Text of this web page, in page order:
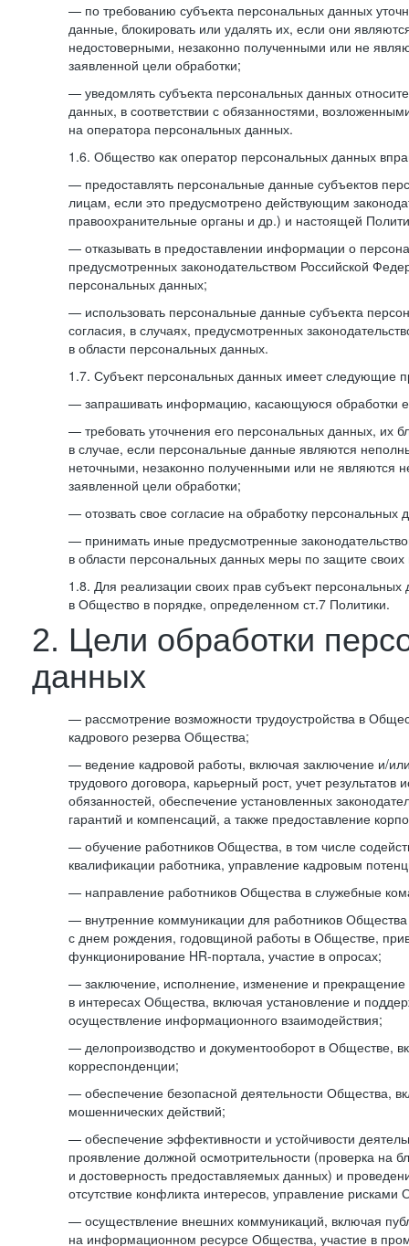
— по требованию субъекта персональных данных
данные, блокировать или удалять их, если они
недостоверными, незаконно полученными или не
заявленной цели обработки;
— уведомлять субъекта персональных данных
данных, в соответствии с обязанностями,
на оператора персональных данных.
1.6. Общество как оператор персональных данных
— предоставлять персональные данные субъектов
лицам, если это предусмотрено действующим
правоохранительные органы и др.) и настоящей
— отказывать в предоставлении информации о
предусмотренных законодательством Российской
персональных данных;
— использовать персональные данные субъекта
согласия, в случаях, предусмотренных
в области персональных данных.
1.7. Субъект персональных данных имеет следующие
— запрашивать информацию, касающуюся обработки
— требовать уточнения его персональных данных, их
в случае, если персональные данные являются
неточными, незаконно полученными или не являются
заявленной цели обработки;
— отозвать свое согласие на обработку персональных
— принимать иные предусмотренные
в области персональных данных меры по защите своих
1.8. Для реализации своих прав субъект
в Общество в порядке, определенном ст.7 Политики.
2. Цели обработки
данных
— рассмотрение возможности трудоустройства в
кадрового резерва Общества;
— ведение кадровой работы, включая заключение и/
трудового договора, карьерный рост, учет
обязанностей, обеспечение установленных
гарантий и компенсаций, а также предоставление
— обучение работников Общества, в том числе
квалификации работника, управление кадровым
— направление работников Общества в служебные
— внутренние коммуникации для работников
с днем рождения, годовщиной работы в Обществе,
функционирование HR-портала, участие в опросах;
— заключение, исполнение, изменение и прекращение
в интересах Общества, включая установление и
осуществление информационного взаимодействия;
— делопроизводство и документооборот в Обществе,
корреспонденции;
— обеспечение безопасной деятельности Общества,
мошеннических действий;
— обеспечение эффективности и устойчивости
проявление должной осмотрительности (проверка на
и достоверность предоставляемых данных) и
отсутствие конфликта интересов, управление рисками
— осуществление внешних коммуникаций, включая
на информационном ресурсе Общества, участие в